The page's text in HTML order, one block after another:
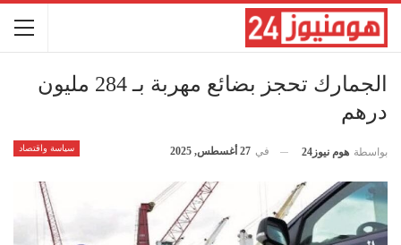
الجمارك تحجز بضائع مهربة بـ 284 مليون
درهم
سياسة واقتصاد بواسطة هوم نيوز24 في 27 أغسطس, 2025